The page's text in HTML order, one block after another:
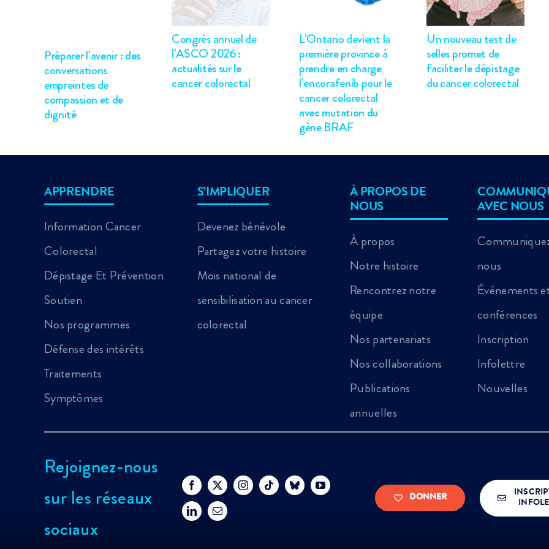
Préparer l’avenir : des
conversations
empreintes de
compassion et de
dignité
Congrès annuel de
l’ASCO 2026 :
actualités sur le
cancer colorectal
L’Ontario devient la
première province à
prendre en charge
l’encorafenib pour le
cancer colorectal
avec mutation du
gène BRAF
Un nouveau test de
selles promet de
faciliter le dépistage
du cancer colorectal
APPRENDRE
Information Cancer
Colorectal
Dépistage Et Prévention
Soutien
Nos programmes
Défense des intérêts
Traitements
Symptômes
S’IMPLIQUER
Devenez bénévole
Partagez votre histoire
Mois national de
sensibilisation au cancer
colorectal
À PROPOS DE
NOUS
À propos
Notre histoire
Rencontrez notre
équipe
Nos partenariats
Nos collaborations
Publications
annuelles
AVEC NOUS
nous
Événements
conférences
Inscription
Infolettre
Nouvelles
Rejoignez-nous
sur les réseaux
sociaux
DONNER